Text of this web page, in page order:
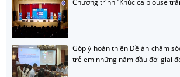
Chương trình “Khúc ca blouse
Góp ý hoàn thiện Đề án chăm
trẻ em những năm đầu đời giai